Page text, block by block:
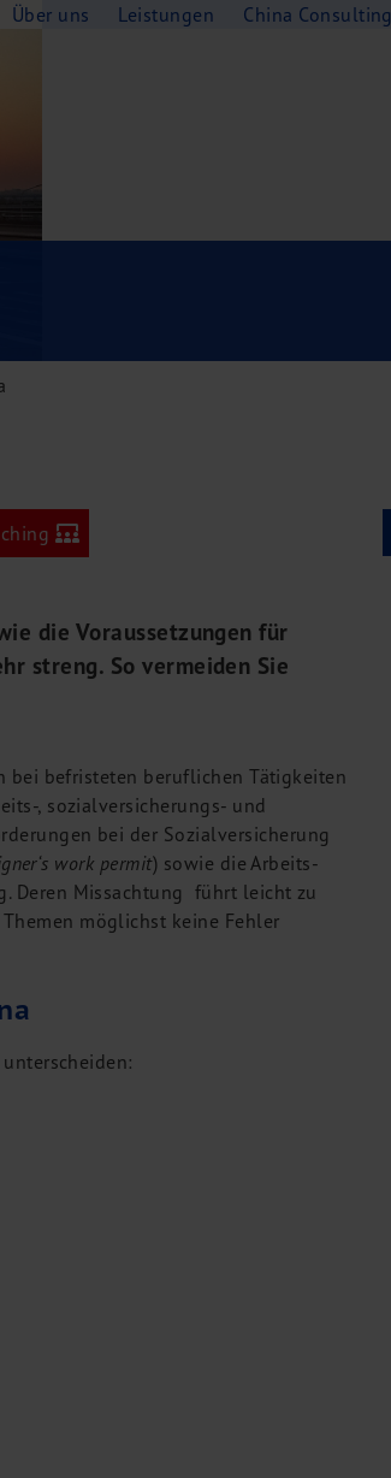
die Voraussetzungen für
streng. So vermeiden Sie
bei befristeten beruflichen Tätigkeiten
, sozialversicherungs- und
bei der Sozialversicherung
work permit) sowie die Arbeits-
Deren Missachtung führt leicht zu
möglichst keine Fehler
Über uns Leistungen China Consulting